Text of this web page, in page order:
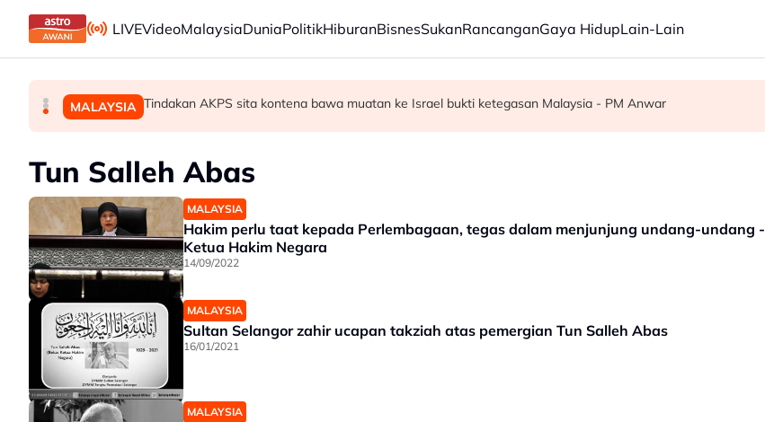
Skip to main content
LIVEVideoMalaysiaDuniaPolitikHiburanBisnesSukanRancanganGaya HidupLain-Lain
POLITIK PH Pulau Pinang kekalkan exco BN dalam pentadbiran negeri
DUNIA Amaran kesihatan haba berkuat kuasa menjelang gelombang haba kelima di UK
MALAYSIA Tindakan AKPS sita kontena bawa muatan ke Israel bukti ketegasan Malaysia - PM Anwar
Tun Salleh Abas
MALAYSIA
Hakim perlu taat kepada Perlembagaan, tegas dalam menjunjung undang-undang -
Ketua Hakim Negara
14/09/2022
MALAYSIA
Sultan Selangor zahir ucapan takziah atas pemergian Tun Salleh Abas
16/01/2021
MALAYSIA